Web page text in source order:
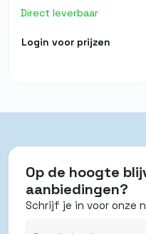
Direct leverbaar
Login voor prijzen
Op de hoogte
aanbiedingen?
Schrijf je in voor onze